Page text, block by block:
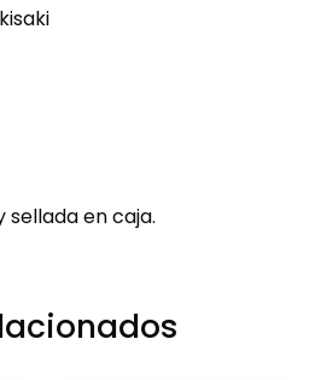
sellada en caja.